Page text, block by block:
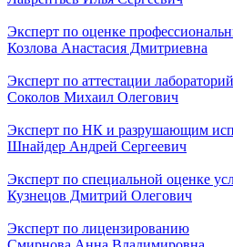
Эксперт по оценке
Козлова Анастасия Дмитриевна
Эксперт по аттестации лабораторий
Соколов Михаил Олегович
Эксперт по НК и разрушающим
Шнайдер Андрей Сергеевич
Эксперт по специальной оценке
Кузнецов Дмитрий Олегович
Эксперт по лицензированию